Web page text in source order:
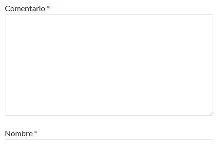
Comentario *
Nombre *